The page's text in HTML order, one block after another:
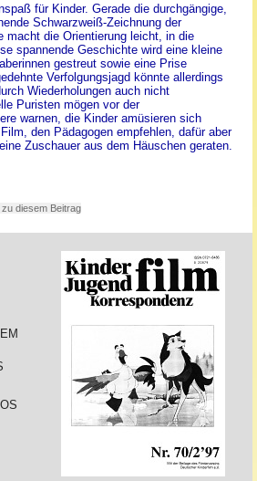
für Kinder. Gerade die durchgängige,
Schwarzweiß-Zeichnung der
macht die Orientierung leicht, in die
spannende Geschichte wird eine kleine
gestreut sowie eine Prise
Verfolgungsjagd könnte allerdings
Wiederholungen auch nicht
Puristen mögen vor der
warnen, die Kinder amüsieren sich
den Pädagogen empfehlen, dafür aber
Zuschauer aus dem Häuschen geraten.
diesem Beitrag